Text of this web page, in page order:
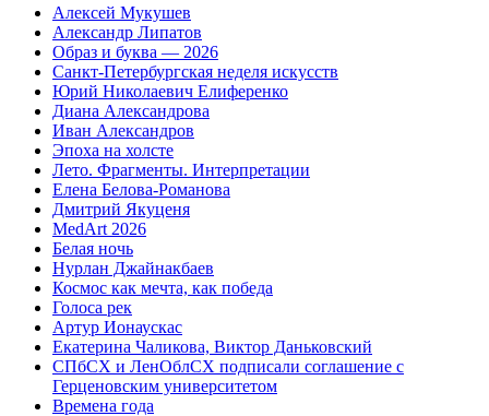
Алексей Мукушев
Александр Липатов
Образ и буква — 2026
Санкт-Петербургская неделя искусств
Юрий Николаевич Елиференко
Диана Александрова
Иван Александров
Эпоха на холсте
Лето. Фрагменты. Интерпретации
Елена Белова-Романова
Дмитрий Якуценя
MedArt 2026
Белая ночь
Нурлан Джайнакбаев
Космос как мечта, как победа
Голоса рек
Артур Ионаускас
Екатерина Чаликова, Виктор Даньковский
СПбСХ и ЛенОблСХ подписали соглашение с
Герценовским университетом
Времена года